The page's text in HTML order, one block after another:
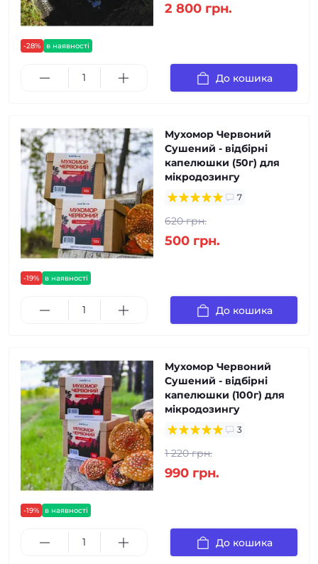
-28% в наявності
2 800 грн.
До кошика
-19% в наявності
Мухомор Червоний
Сушений - відбірні
капелюшки (50г) для
мікродозингу
7
620 грн.
500 грн.
До кошика
-19% в наявності
Мухомор Червоний
Сушений - відбірні
капелюшки (100г) для
мікродозингу
3
1 220 грн.
990 грн.
До кошика